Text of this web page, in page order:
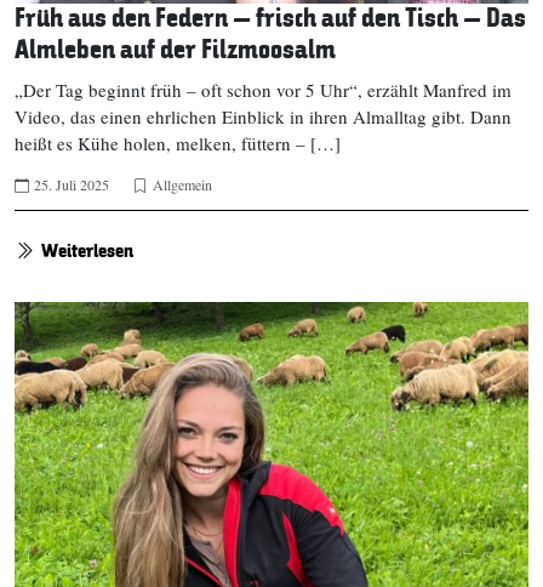
Früh aus den Federn – frisch auf den Tisch – Das
Almleben auf der Filzmoosalm
„Der Tag beginnt früh – oft schon vor 5 Uhr“, erzählt Manfred im
Video, das einen ehrlichen Einblick in ihren Almalltag gibt. Dann
heißt es Kühe holen, melken, füttern – […]
25. Juli 2025 Allgemein
Weiterlesen